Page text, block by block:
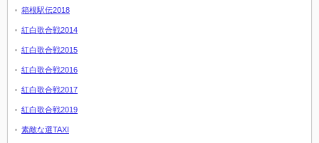
箱根駅伝2018
紅白歌合戦2014
紅白歌合戦2015
紅白歌合戦2016
紅白歌合戦2017
紅白歌合戦2019
素敵な選TAXI